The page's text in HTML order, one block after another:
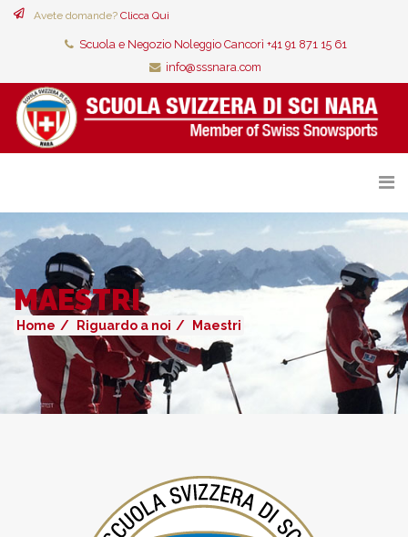
Avete domande? Clicca Qui
Scuola e Negozio Noleggio Cancorì +41 91 871 15 61
info@sssnara.com
MAESTRI
Home Riguardo a noi Maestri